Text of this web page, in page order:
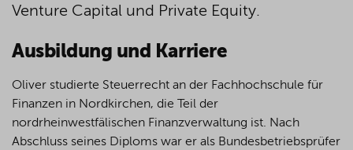
Venture Capital und Private Equity.
Ausbildung und Karriere
Oliver studierte Steuerrecht an der Fachhochschule für
Finanzen in Nordkirchen, die Teil der
nordrheinwestfälischen Finanzverwaltung ist. Nach
Abschluss seines Diploms war er als Bundesbetriebsprüfer